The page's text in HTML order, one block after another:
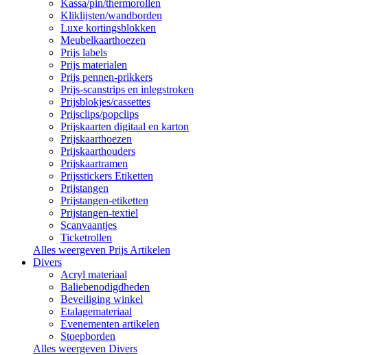
Kassa/pin/thermorollen
Kliklijsten/wandborden
Luxe kortingsblokken
Meubelkaarthoezen
Prijs labels
Prijs materialen
Prijs pennen-prikkers
Prijs-scanstrips en inlegstroken
Prijsblokjes/cassettes
Prijsclips/popclips
Prijskaarten digitaal en karton
Prijskaarthoezen
Prijskaarthouders
Prijskaartramen
Prijsstickers Etiketten
Prijstangen
Prijstangen-etiketten
Prijstangen-textiel
Scanvaantjes
Ticketrollen
Alles weergeven Prijs Artikelen
Divers
Acryl materiaal
Baliebenodigdheden
Beveiliging winkel
Etalagemateriaal
Evenementen artikelen
Stoepborden
Alles weergeven Divers